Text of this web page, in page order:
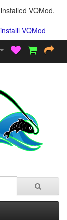
VQMod.
VQMod